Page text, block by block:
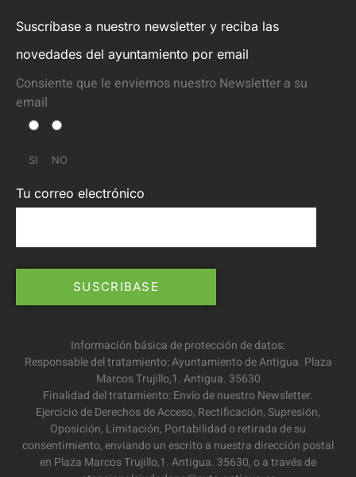
Suscríbase a nuestro newsletter y reciba las
novedades del ayuntamiento por email
Consiente que le enviemos nuestro Newsletter a su
email
SI NO
Tu correo electrónico
Información básica de protección de datos:
Responsable del tratamiento: Ayuntamiento de Antigua. Plaza
Marcos Trujillo,1. Antigua. 35630
Finalidad del tratamiento: Envío de nuestro Newsletter.
Ejercicio de Derechos de Acceso, Rectificación, Supresión,
Oposición, Limitación, Portabilidad o retirada de su
consentimiento, enviando un escrito a nuestra dirección postal
en Plaza Marcos Trujillo,1. Antigua. 35630, o a través de